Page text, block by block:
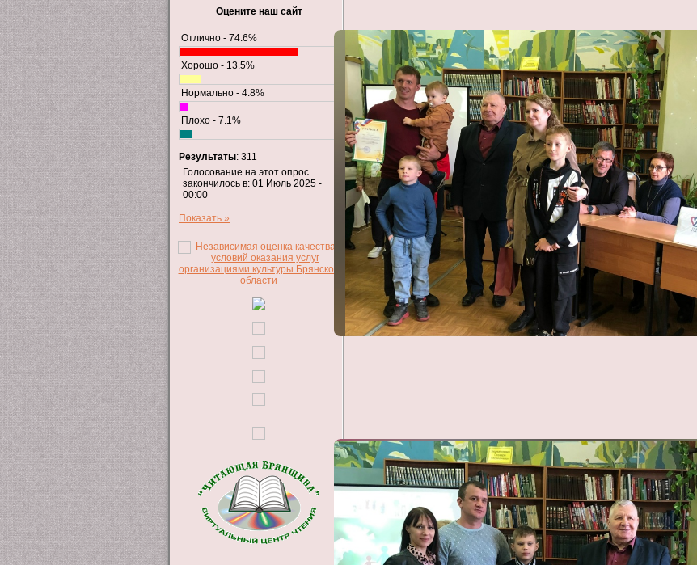
Оцените наш сайт
Отлично - 74.6%
Хорошо - 13.5%
Нормально - 4.8%
Плохо - 7.1%
Результаты: 311
Голосование на этот опрос
закончилось в: 01 Июль 2025 -
00:00
Показать »